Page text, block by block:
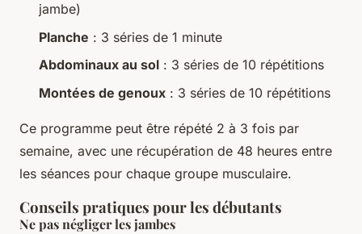
jambe)
Planche : 3 séries de 1 minute
Abdominaux au sol : 3 séries de 10 répétitions
Montées de genoux : 3 séries de 10 répétitions
Ce programme peut être répété 2 à 3 fois par
semaine, avec une récupération de 48 heures entre
les séances pour chaque groupe musculaire.
Conseils pratiques pour les débutants
Ne pas négliger les jambes